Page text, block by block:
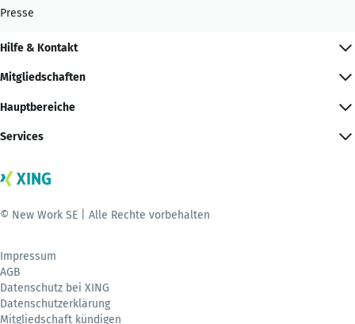
Presse
Hilfe & Kontakt
Mitgliedschaften
Hauptbereiche
Services
© New Work SE | Alle Rechte vorbehalten
Impressum
AGB
Datenschutz bei XING
Datenschutzerklärung
Mitgliedschaft kündigen